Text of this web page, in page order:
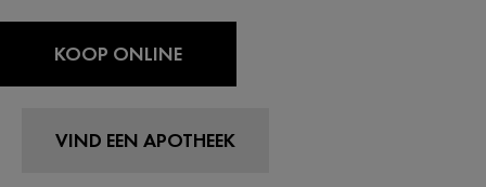
KOOP ONLINE
VIND EEN APOTHEEK